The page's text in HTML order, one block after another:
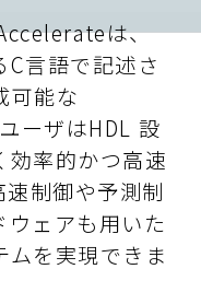
は、
言語で記述さ
可能な
ーザはHDL 設
効率的かつ高速
制御や予測制
ェアも用いた
ムを実現できま